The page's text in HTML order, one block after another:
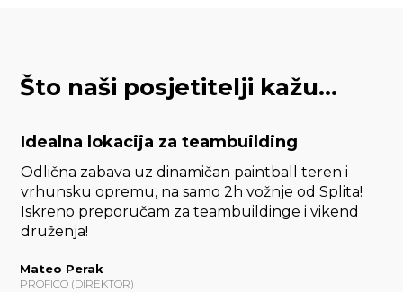
Što naši posjetitelji kažu…
Idealna lokacija za teambuilding
Odlična zabava uz dinamičan paintball teren i
vrhunsku opremu, na samo 2h vožnje od Splita!
Iskreno preporučam za teambuildinge i vikend
druženja!
Mateo Perak
PROFICO (DIREKTOR)